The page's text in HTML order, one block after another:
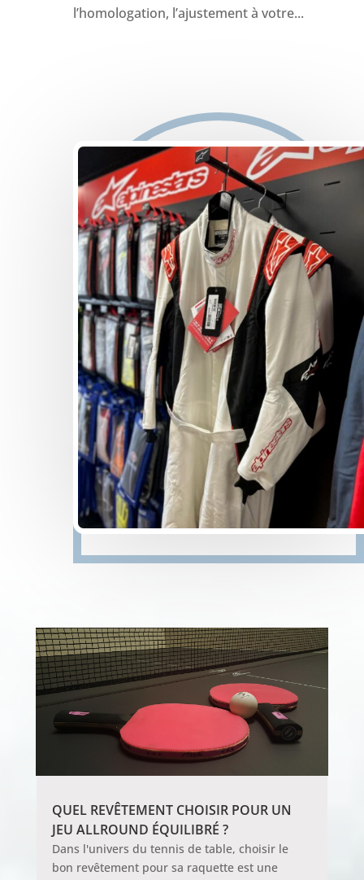
l’homologation, l’ajustement à votre...
QUEL REVÊTEMENT CHOISIR POUR UN
JEU ALLROUND ÉQUILIBRÉ ?
Dans l'univers du tennis de table, choisir le
bon revêtement pour sa raquette est une